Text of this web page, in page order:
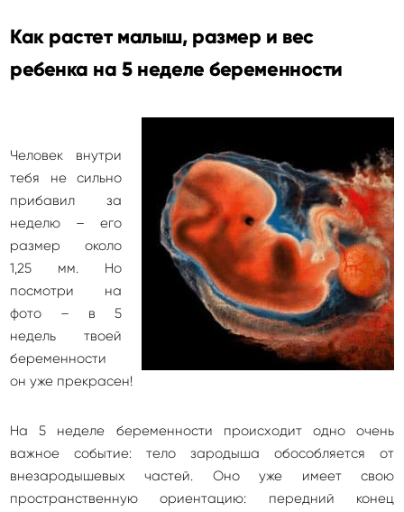
Как растет малыш, размер и вес
ребенка на 5 неделе беременности
Человек внутри
тебя не сильно
прибавил за
неделю – его
размер около
1,25 мм. Но
посмотри на
фото – в 5
недель твоей
беременности
он уже прекрасен!
На 5 неделе беременности происходит одно очень
важное событие: тело зародыша обособляется от
внезародышевых частей. Оно уже имеет свою
пространственную ориентацию: передний конец